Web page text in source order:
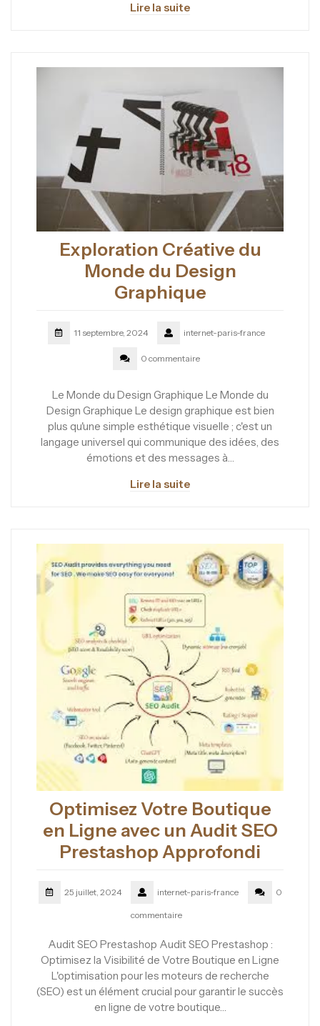
Lire la suite
Exploration Créative du
Monde du Design
Graphique
11 septembre, 2024 internet-paris-france
0 commentaire
Le Monde du Design Graphique Le Monde du
Design Graphique Le design graphique est bien
plus qu'une simple esthétique visuelle ; c'est un
langage universel qui communique des idées, des
émotions et des messages à…
Lire la suite
Optimisez Votre Boutique
en Ligne avec un Audit SEO
Prestashop Approfondi
25 juillet, 2024 internet-paris-france 0
commentaire
Audit SEO Prestashop Audit SEO Prestashop :
Optimisez la Visibilité de Votre Boutique en Ligne
L'optimisation pour les moteurs de recherche
(SEO) est un élément crucial pour garantir le succès
en ligne de votre boutique…